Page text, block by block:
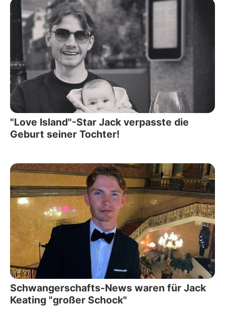
"Love Island"-Star Jack verpasste die
Geburt seiner Tochter!
Schwangerschafts-News waren für Jack
Keating "großer Schock"